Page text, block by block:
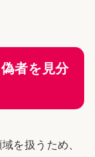
者を見分
を扱うため、